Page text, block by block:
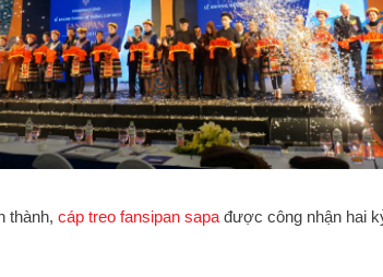
thành, cáp treo fansipan sapa được công nhận hai